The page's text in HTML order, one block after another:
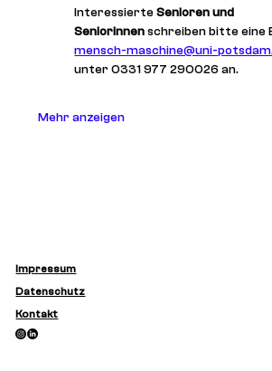
Interessierte Senioren und
Seniorinnen schreiben bitte eine
mensch-maschine@uni-
unter 0331 977 290026 an.
Mehr anzeigen
Impressum
Datenschutz
Kontakt